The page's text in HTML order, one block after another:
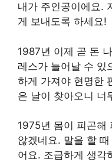
내가 주인공이에요.
게 보내도록 하세요!
1987년 이제 곧 돈
레스가 늘어날 수 있
하게 가져야 현명한
은 날이 찾아오니 너
1975년 몸이 피곤해
않겠네요. 말을 할
어요. 조급하게 생각